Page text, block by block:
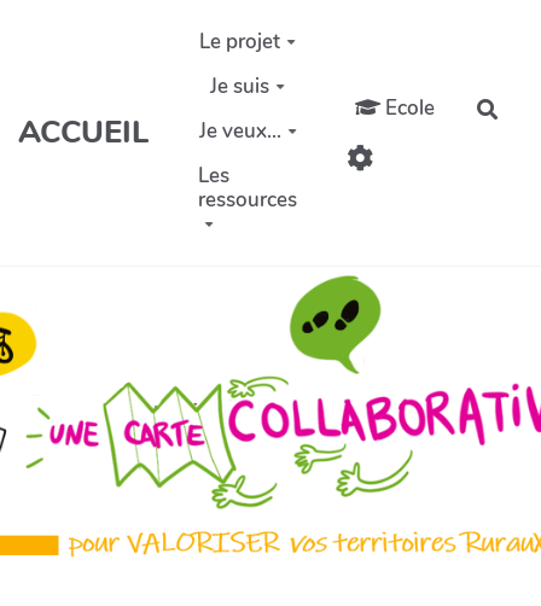
Aller au contenu principal
ACCUEIL
Le projet
Je suis
Je veux...
Les
ressources
Ecole